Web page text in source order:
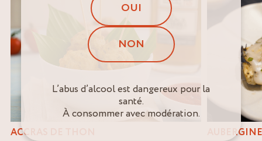
ACCRAS DE THON
OUI
NON
L’abus d’alcool est dangereux pour la
santé.
À consommer avec modération.